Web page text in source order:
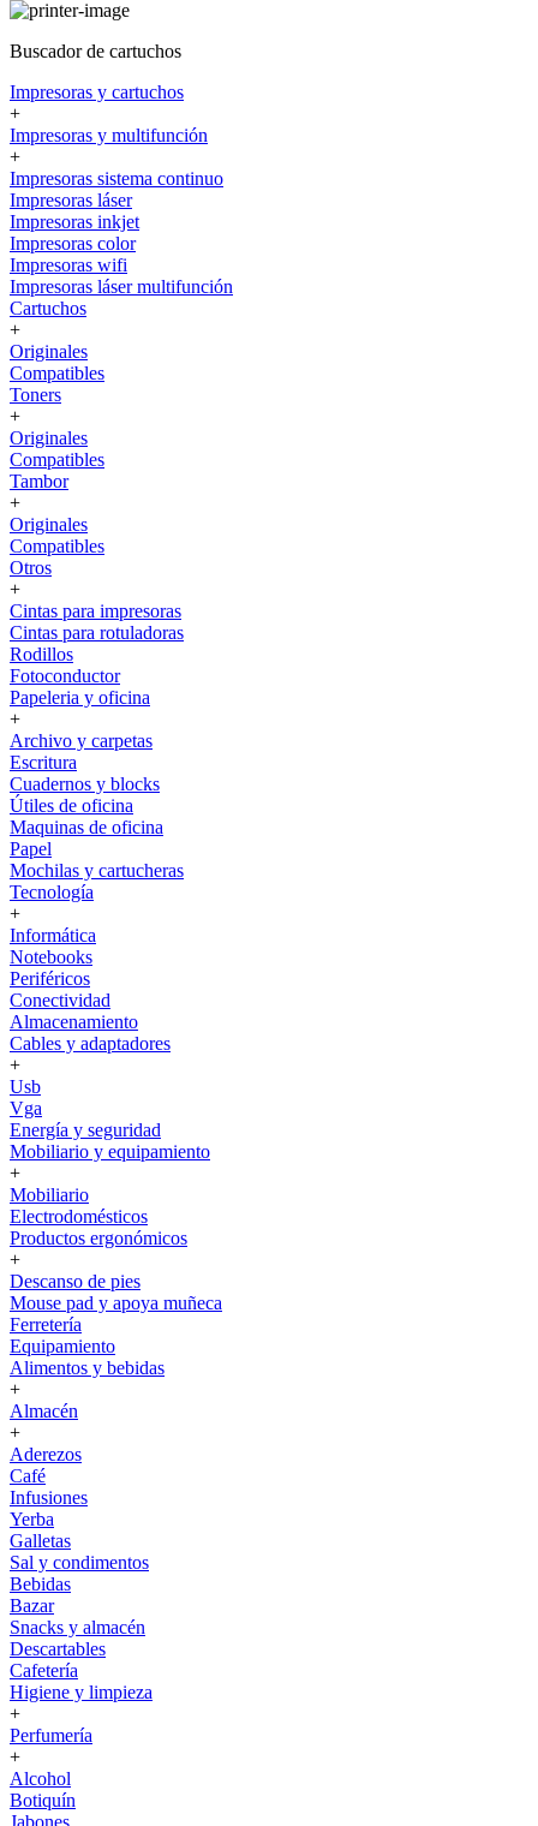
Buscador de cartuchos
Impresoras y cartuchos
+
Impresoras y multifunción
+
Impresoras sistema continuo
Impresoras láser
Impresoras inkjet
Impresoras color
Impresoras wifi
Impresoras láser multifunción
Cartuchos
+
Originales
Compatibles
Toners
+
Originales
Compatibles
Tambor
+
Originales
Compatibles
Otros
+
Cintas para impresoras
Cintas para rotuladoras
Rodillos
Fotoconductor
Papeleria y oficina
+
Archivo y carpetas
Escritura
Cuadernos y blocks
Útiles de oficina
Maquinas de oficina
Papel
Mochilas y cartucheras
Tecnología
+
Informática
Notebooks
Periféricos
Conectividad
Almacenamiento
Cables y adaptadores
+
Usb
Vga
Energía y seguridad
Mobiliario y equipamiento
+
Mobiliario
Electrodomésticos
Productos ergonómicos
+
Descanso de pies
Mouse pad y apoya muñeca
Ferretería
Equipamiento
Alimentos y bebidas
+
Almacén
+
Aderezos
Café
Infusiones
Yerba
Galletas
Sal y condimentos
Bebidas
Bazar
Snacks y almacén
Descartables
Cafetería
Higiene y limpieza
+
Perfumería
+
Alcohol
Botiquín
Jabones